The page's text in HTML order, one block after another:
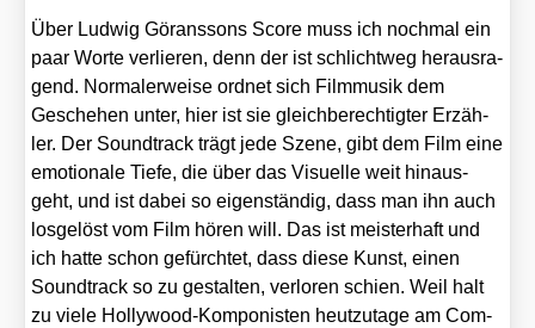
Über Lud­wig Gör­ans­sons Score muss ich noch­mal ein
paar Wor­te ver­lie­ren, denn der ist schlicht­weg her­aus­ra­
gend. Nor­ma­ler­wei­se ord­net sich Film­mu­sik dem
Gesche­hen unter, hier ist sie gleich­be­rech­tig­ter Erzäh­
ler. Der Sound­track trägt jede Sze­ne, gibt dem Film eine
emo­tio­na­le Tie­fe, die über das Visu­el­le weit hin­aus­
geht, und ist dabei so eigen­stän­dig, dass man ihn auch
los­ge­löst vom Film hören will. Das ist meis­ter­haft und
ich hat­te schon gefürch­tet, dass die­se Kunst, einen
Sound­track so zu gestal­ten, ver­lo­ren schien. Weil halt
zu vie­le Hol­ly­wood-Kom­po­nis­ten heut­zu­ta­ge am Com­